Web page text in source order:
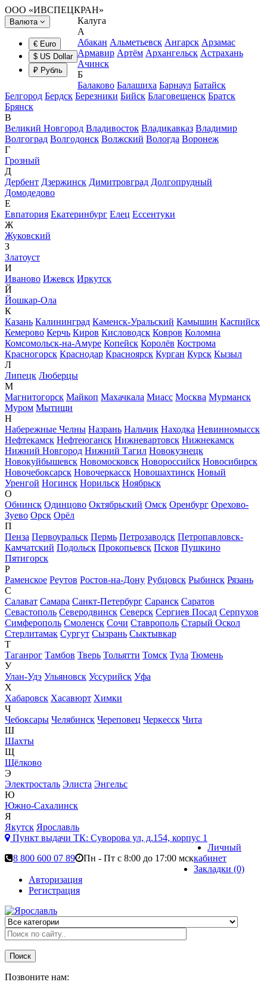
ООО «ИВСПЕЦКРАН»
Валюта
€ Euro
$ US Dollar
₽ Рубль
Калуга
А
Абакан Альметьевск Ангарск Арзамас
Армавир Артём Архангельск Астрахань
Ачинск
Б
Балаково Балашиха Барнаул Батайск
Белгород Бердск Березники Бийск Благовещенск Братск
Брянск
В
Великий Новгород Владивосток Владикавказ Владимир
Волгоград Волгодонск Волжский Вологда Воронеж
Г
Грозный
Д
Дербент Дзержинск Димитровград Долгопрудный
Домодедово
Е
Евпатория Екатеринбург Елец Ессентуки
Ж
Жуковский
З
Златоуст
И
Иваново Ижевск Иркутск
Й
Йошкар-Ола
К
Казань Калининград Каменск-Уральский Камышин Каспийск
Кемерово Керчь Киров Кисловодск Ковров Коломна
Комсомольск-на-Амуре Копейск Королёв Кострома
Красногорск Краснодар Красноярск Курган Курск Кызыл
Л
Липецк Люберцы
М
Магнитогорск Майкоп Махачкала Миасс Москва Мурманск
Муром Мытищи
Н
Набережные Челны Назрань Нальчик Находка Невинномысск
Нефтекамск Нефтеюганск Нижневартовск Нижнекамск
Нижний Новгород Нижний Тагил Новокузнецк
Новокуйбышевск Новомосковск Новороссийск Новосибирск
Новочебоксарск Новочеркасск Новошахтинск Новый
Уренгой Ногинск Норильск Ноябрьск
О
Обнинск Одинцово Октябрьский Омск Оренбург Орехово-
Зуево Орск Орёл
П
Пенза Первоуральск Пермь Петрозаводск Петропавловск-
Камчатский Подольск Прокопьевск Псков Пушкино
Пятигорск
Р
Раменское Реутов Ростов-на-Дону Рубцовск Рыбинск Рязань
С
Салават Самара Санкт-Петербург Саранск Саратов
Севастополь Северодвинск Северск Сергиев Посад Серпухов
Симферополь Смоленск Сочи Ставрополь Старый Оскол
Стерлитамак Сургут Сызрань Сыктывкар
Т
Таганрог Тамбов Тверь Тольятти Томск Тула Тюмень
У
Улан-Удэ Ульяновск Уссурийск Уфа
Х
Хабаровск Хасавюрт Химки
Ч
Чебоксары Челябинск Череповец Черкесск Чита
Ш
Шахты
Щ
Щёлково
Э
Электросталь Элиста Энгельс
Ю
Южно-Сахалинск
Я
Якутск Ярославль
Пункт выдачи ТК: Суворова ул, д.154, корпус 1
8 800 600 07 89
Пн - Пт с 8:00 до 17:00 мск
Личный
кабинет
Закладки (0)
Авторизация
Регистрация
Поиск
Позвоните нам: